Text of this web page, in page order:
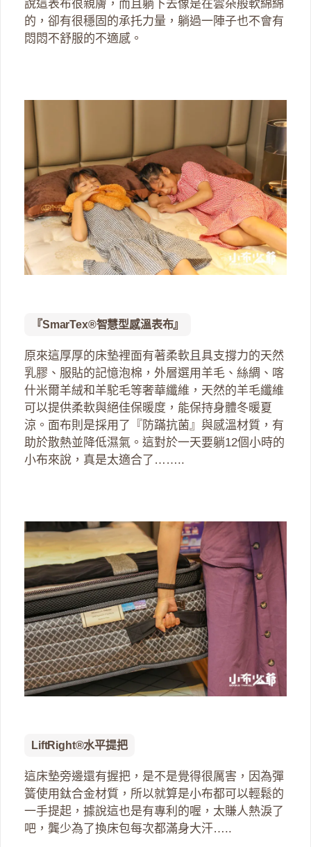
說這表布很親膚，而且躺下去像是在雲朵般軟綿綿
的，卻有很穩固的承托力量，躺過一陣子也不會有
悶悶不舒服的不適感。
『SmarTex®智慧型感溫表布』
原來這厚厚的床墊裡面有著柔軟且具支撐力的天然
乳膠、服貼的記憶泡棉，外層選用羊毛、絲綢、喀
什米爾羊絨和羊駝毛等奢華纖維，天然的羊毛纖維
可以提供柔軟與絕佳保暖度，能保持身體冬暖夏
涼。面布則是採用了『防蹣抗菌』與感溫材質，有
助於散熱並降低濕氣。這對於一天要躺12個小時的
小布來說，真是太適合了……..
LiftRight®水平提把
這床墊旁邊還有握把，是不是覺得很厲害，因為彈
簧使用鈦合金材質，所以就算是小布都可以輕鬆的
一手提起，據說這也是有專利的喔，太賺人熱淚了
吧，龔少為了換床包每次都滿身大汗…..